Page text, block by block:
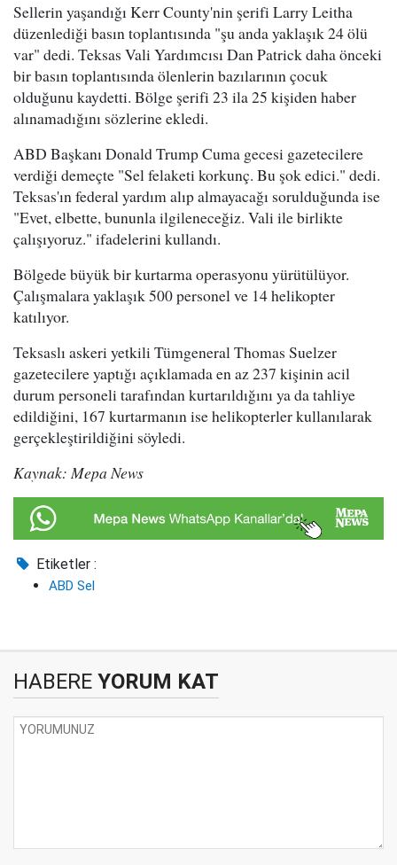
Sellerin yaşandığı Kerr County'nin şerifi Larry Leitha
düzenlediği basın toplantısında "şu anda yaklaşık 24 ölü
var" dedi. Teksas Vali Yardımcısı Dan Patrick daha önceki
bir basın toplantısında ölenlerin bazılarının çocuk
olduğunu kaydetti. Bölge şerifi 23 ila 25 kişiden haber
alınamadığını sözlerine ekledi.
ABD Başkanı Donald Trump Cuma gecesi gazetecilere
verdiği demeçte "Sel felaketi korkunç. Bu şok edici." dedi.
Teksas'ın federal yardım alıp almayacağı sorulduğunda ise
"Evet, elbette, bununla ilgileneceğiz. Vali ile birlikte
çalışıyoruz." ifadelerini kullandı.
Bölgede büyük bir kurtarma operasyonu yürütülüyor.
Çalışmalara yaklaşık 500 personel ve 14 helikopter
katılıyor.
Teksaslı askeri yetkili Tümgeneral Thomas Suelzer
gazetecilere yaptığı açıklamada en az 237 kişinin acil
durum personeli tarafından kurtarıldığını ya da tahliye
edildiğini, 167 kurtarmanın ise helikopterler kullanılarak
gerçekleştirildiğini söyledi.
Kaynak: Mepa News
Etiketler :
ABD Sel
HABERE YORUM KAT